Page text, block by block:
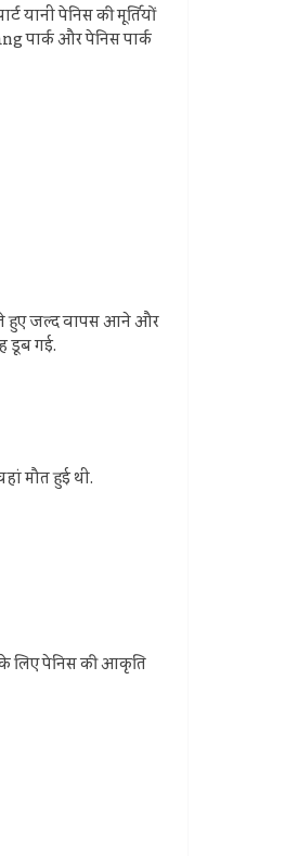
यानी पेनिस की मूर्तियों
पार्क और पेनिस पार्क
हुए जल्द वापस आने और
डूब गई.
मौत हुई थी.
लिए पेनिस की आकृति